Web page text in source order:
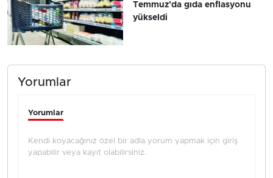
Temmuz’da gıda enflasyonu
yükseldi
Yorumlar
Yorumlar
Kendi koyacağınız özel bir adla yorum yapmak için giriş
yapabilir veya kayıt olabilirsiniz.